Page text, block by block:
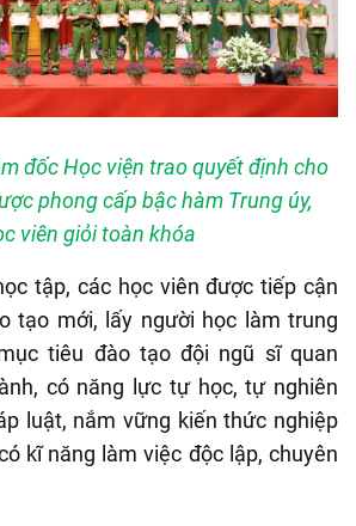
đốc Học viện trao quyết định cho
phong cấp bậc hàm Trung úy,
viên giỏi toàn khóa
tập, các học viên được tiếp cận
tạo mới, lấy người học làm trung
tiêu đào tạo đội ngũ sĩ quan
có năng lực tự học, tự nghiên
luật, nắm vững kiến thức nghiệp
kĩ năng làm việc độc lập, chuyên